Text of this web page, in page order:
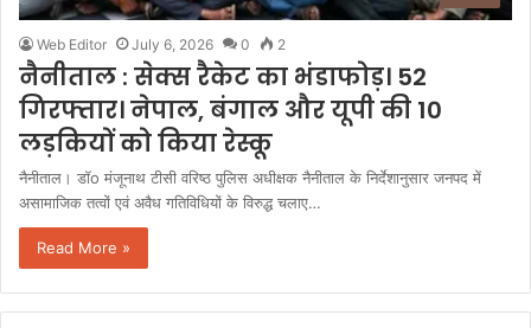
Web Editor July 6, 2026 0 2
नैनीताल : सेक्स रैकेट का भंडाफोड़। 52
गिरफ्तार। नेपाल, बंगाल और यूपी की 10
लड़कियों को किया रेस्कू
नैनीताल। डॉo मंजूनाथ टीसी वरिष्ठ पुलिस अधीक्षक नैनीताल के निर्देशानुसार जनपद में
असामाजिक तत्वों एवं अवैध गतिविधियों के विरुद्ध चलाए…
Read More »